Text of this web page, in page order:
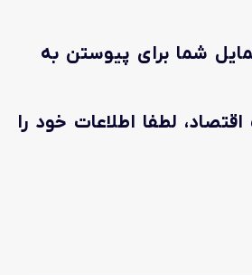
شما برای پیوستن به
لطفا اطلاعات خود را